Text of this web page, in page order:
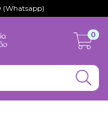
(Whatsapp)
0